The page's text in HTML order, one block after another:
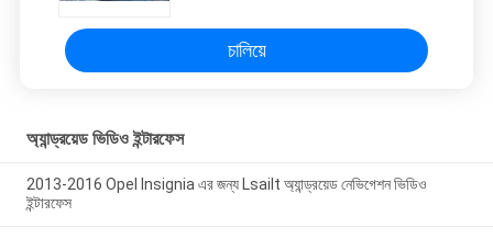
চালিয়ে
অ্যান্ড্রয়েড ভিডিও ইন্টারফেস
2013-2016 Opel Insignia এর জন্য Lsailt অ্যান্ড্রয়েড নেভিগেশন ভিডিও
ইন্টারফেস